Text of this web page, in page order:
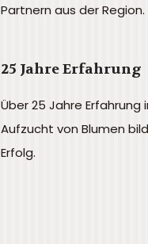
Partnern aus der Region.
25 Jahre Erfahrung
Über 25 Jahre
Aufzucht von Blumen
Erfolg.